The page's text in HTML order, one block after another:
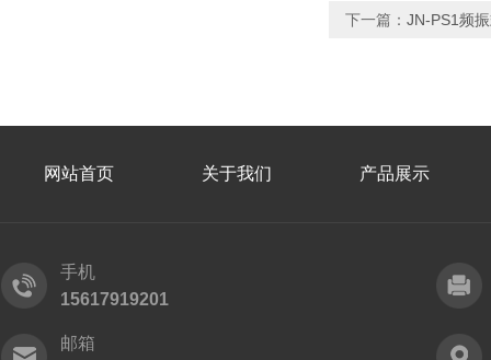
下一篇： JN-PS1频
网站首页 关于我们 产品展示
手机
15617919201
邮箱